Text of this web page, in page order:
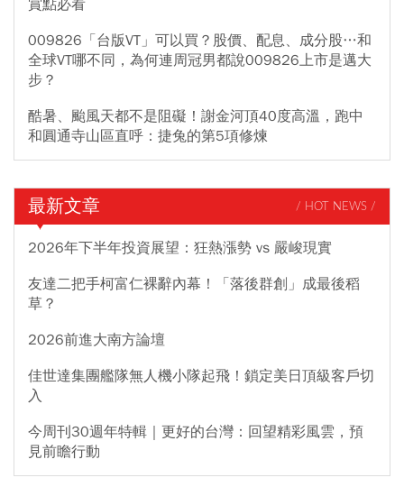
賞點必看
009826「台版VT」可以買？股價、配息、成分股…和
全球VT哪不同，為何連周冠男都說009826上市是邁大
步？
酷暑、颱風天都不是阻礙！謝金河頂40度高溫，跑中
和圓通寺山區直呼：捷兔的第5項修煉
最新文章 / HOT NEWS /
2026年下半年投資展望：狂熱漲勢 vs 嚴峻現實
友達二把手柯富仁裸辭內幕！「落後群創」成最後稻
草？
2026前進大南方論壇
佳世達集團艦隊無人機小隊起飛！鎖定美日頂級客戶切
入
今周刊30週年特輯｜更好的台灣：回望精彩風雲，預
見前瞻行動